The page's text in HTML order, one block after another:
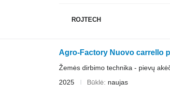
ROJTECH
Agro-Factory Nuovo carrello
Žemės dirbimo technika - pievų
2025
Būklė
naujas